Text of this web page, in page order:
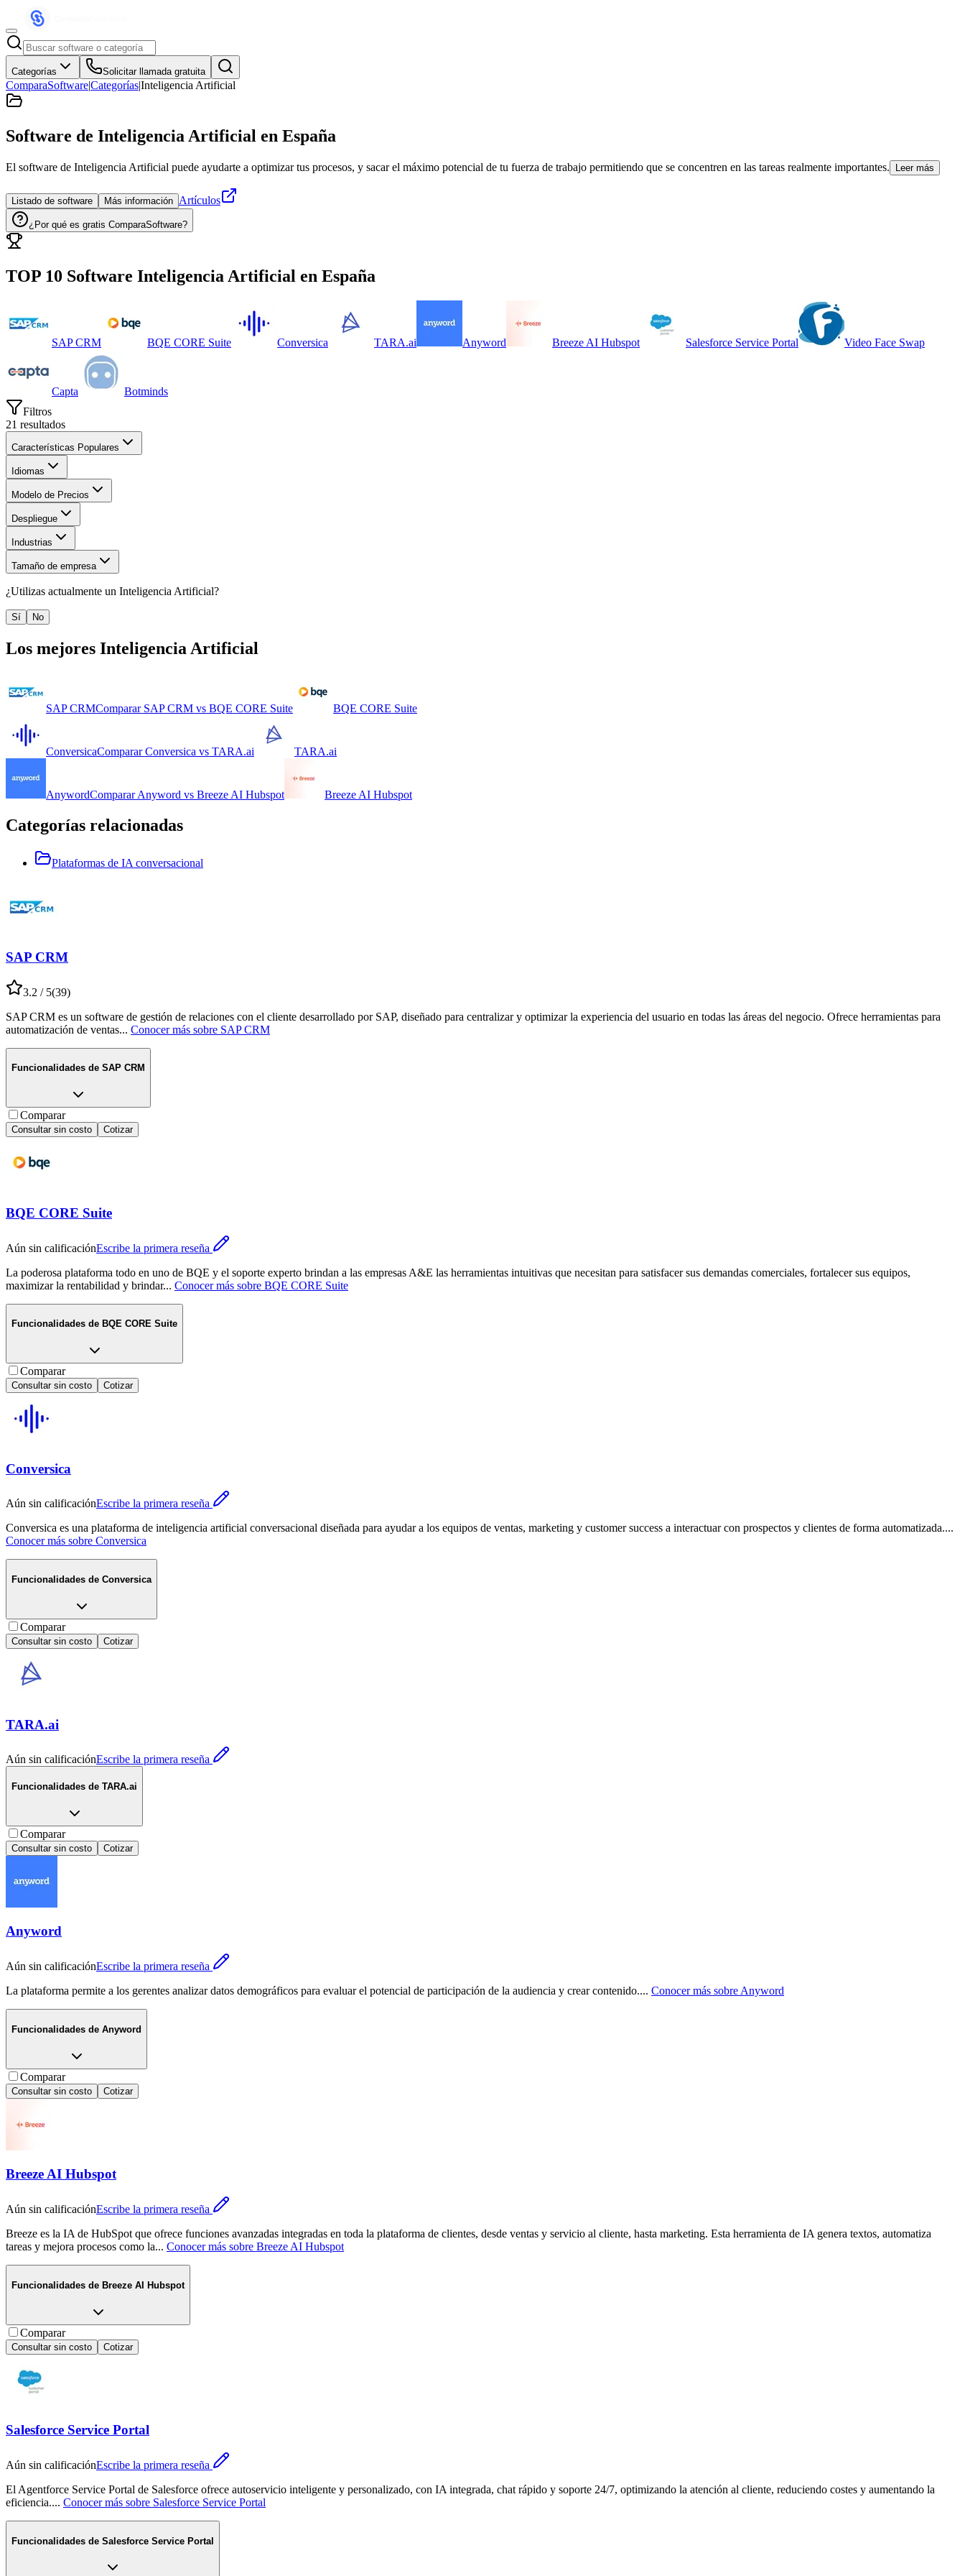
Categorías Solicitar llamada gratuita
ComparaSoftware|Categorías|Inteligencia Artificial
Software de Inteligencia Artificial en España
El software de Inteligencia Artificial puede ayudarte a optimizar tus procesos, y sacar el máximo potencial de tu fuerza de trabajo permitiendo que se concentren en las tareas realmente importantes. Leer más
Listado de software Más información Artículos
¿Por qué es gratis ComparaSoftware?
TOP 10 Software Inteligencia Artificial en España
SAP CRM BQE CORE Suite Conversica TARA.ai Anyword Breeze AI Hubspot Salesforce Service Portal Video Face Swap
Capta
Botminds
Filtros
21 resultados
Características Populares
Idiomas
Modelo de Precios
Despliegue
Industrias
Tamaño de empresa
¿Utilizas actualmente un Inteligencia Artificial?
Sí No
Los mejores Inteligencia Artificial
SAP CRMComparar SAP CRM vs BQE CORE Suite BQE CORE Suite
ConversicaComparar Conversica vs TARA.ai TARA.ai
AnywordCompararAnyword vs Breeze AI Hubspot Breeze AI Hubspot
Categorías relacionadas
Plataformas de IA conversacional
SAP CRM
3.2 / 5(39)
SAP CRM es un software de gestión de relaciones con el cliente desarrollado por SAP, diseñado para centralizar y optimizar la experiencia del usuario en todas las áreas del negocio. Ofrece herramientas para
automatización de ventas... Conocer más sobre SAP CRM
Funcionalidades de SAP CRM
Comparar
Consultar sin costo Cotizar
BQE CORE Suite
Aún sin calificaciónEscribe la primera reseña
La poderosa plataforma todo en uno de BQE y el soporte experto brindan a las empresas A&E las herramientas intuitivas que necesitan para satisfacer sus demandas comerciales, fortalecer sus equipos,
maximizar la rentabilidad y brindar... Conocer más sobre BQE CORE Suite
Funcionalidades de BQE CORE Suite
Comparar
Consultar sin costo Cotizar
Conversica
Aún sin calificaciónEscribe la primera reseña
Conversica es una plataforma de inteligencia artificial conversacional diseñada para ayudar a los equipos de ventas, marketing y customer success a interactuar con prospectos y clientes de forma automatizada....
Conocer más sobre Conversica
Funcionalidades de Conversica
Comparar
Consultar sin costo Cotizar
TARA.ai
Aún sin calificaciónEscribe la primera reseña
Funcionalidades de TARA.ai
Comparar
Consultar sin costo Cotizar
Anyword
Aún sin calificaciónEscribe la primera reseña
La plataforma permite a los gerentes analizar datos demográficos para evaluar el potencial de participación de la audiencia y crear contenido.... Conocer más sobre Anyword
Funcionalidades de Anyword
Comparar
Consultar sin costo Cotizar
Breeze AI Hubspot
Aún sin calificaciónEscribe la primera reseña
Breeze es la IA de HubSpot que ofrece funciones avanzadas integradas en toda la plataforma de clientes, desde ventas y servicio al cliente, hasta marketing. Esta herramienta de IA genera textos, automatiza
tareas y mejora procesos como la... Conocer más sobre Breeze AI Hubspot
Funcionalidades de Breeze AI Hubspot
Comparar
Consultar sin costo Cotizar
Salesforce Service Portal
Aún sin calificaciónEscribe la primera reseña
El Agentforce Service Portal de Salesforce ofrece autoservicio inteligente y personalizado, con IA integrada, chat rápido y soporte 24/7, optimizando la atención al cliente, reduciendo costes y aumentando la
eficiencia.... Conocer más sobre Salesforce Service Portal
Funcionalidades de Salesforce Service Portal